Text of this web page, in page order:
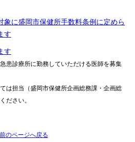
象に盛岡市保健所手数料条例に定めら
す
す
患診療所に勤務していただける医師を募集
は担当（盛岡市保健所企画総務課・企画総
ださい。
前のページへ戻る